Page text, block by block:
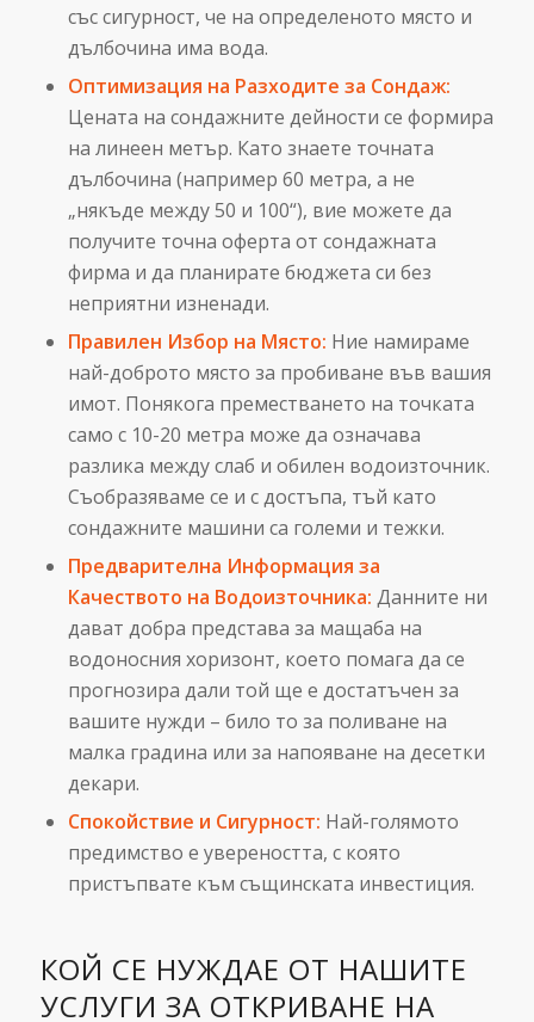
със сигурност, че на определеното място и
дълбочина има вода.
Оптимизация на Разходите за Сондаж:
Цената на сондажните дейности се формира
на линеен метър. Като знаете точната
дълбочина (например 60 метра, а не
„някъде между 50 и 100“), вие можете да
получите точна оферта от сондажната
фирма и да планирате бюджета си без
неприятни изненади.
Правилен Избор на Място: Ние намираме
най-доброто място за пробиване във вашия
имот. Понякога преместването на точката
само с 10-20 метра може да означава
разлика между слаб и обилен водоизточник.
Съобразяваме се и с достъпа, тъй като
сондажните машини са големи и тежки.
Предварителна Информация за
Качеството на Водоизточника: Данните ни
дават добра представа за мащаба на
водоносния хоризонт, което помага да се
прогнозира дали той ще е достатъчен за
вашите нужди – било то за поливане на
малка градина или за напояване на десетки
декари.
Спокойствие и Сигурност: Най-голямото
предимство е увереността, с която
пристъпвате към същинската инвестиция.
КОЙ СЕ НУЖДАЕ ОТ НАШИТЕ
УСЛУГИ ЗА ОТКРИВАНЕ НА